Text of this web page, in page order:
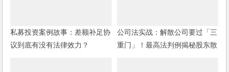
私募投资案例故事：差额补足协
议到底有没有法律效力？
公司法实战：解散公司要过「三
重门」！最高法判例揭秘股东散